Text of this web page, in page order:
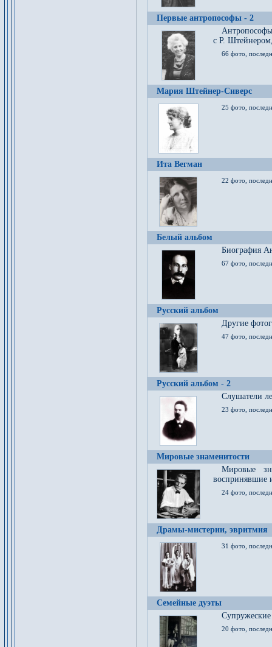
Первые антропософы - 2
с Р.
66 фото,
Мария Штейнер-Сиверс
25 фото,
Ита Вегман
22 фото,
Белый альбом
Биография
67 фото,
Русский альбом
Другие
47 фото,
Русский альбом - 2
Cлушатели
23 фото,
Мировые знаменитости
Мировые
воспринявшие
24 фото,
Драмы-мистерии, эвритмия
31 фото,
Семейные дуэты
20 фото,